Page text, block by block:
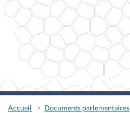
Accueil
Documents parlementaires